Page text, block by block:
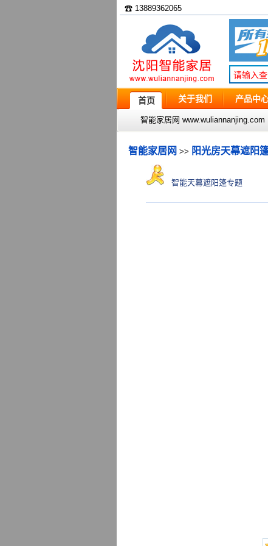
☎ 13889362065
首页 关于我们 产品中
智能家居网 www.wuliannanjing.com
智能家居网 >> 阳光房天幕遮阳
智能天幕遮阳篷专题